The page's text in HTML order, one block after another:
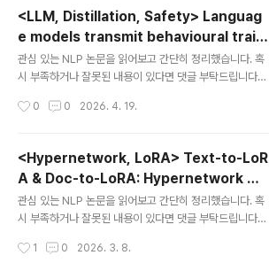
<LLM, Distillation, Safety> Languag
e models transmit behavioural trait
s through hidden signals in data (20
26.04) (Nature)
관심 있는 NLP 논문을 읽어보고 간단히 정리했습니다. 혹
시 부족하거나 잘못된 내용이 있다면 댓글 부탁드립니다
nology, Oxford, ARC, UC Berkeley]- teacher 모
를 통해 student 모델에게 전파되는 subliminal learnin
g 현상을 발견- 이 현상은 teacher와 student가 동일한
(혹은 behaviourally matched) base model을 공유
할 때만 발생- 단 한 번의 gradient descent step이 st
0 0 2026. 4. 19.
<Hypernetwork, LoRA> Text-to-LoR
A & Doc-to-LoRA: Hypernetwork 기
반 Instant LLM Adaptation (ICML 20
25 / 2026.02)
관심 있는 NLP 논문을 읽어보고 간단히 정리했습니다. 혹
시 부족하거나 잘못된 내용이 있다면 댓글 부탁드립니다
etwork를 활용해 natural language description만으
1 0 2026. 3. 8.